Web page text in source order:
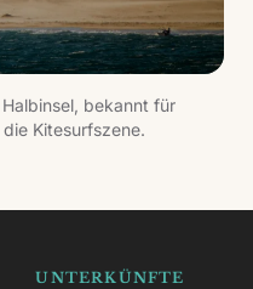
bekannt für
Kitesurfszene.
UNTERKÜNFTE